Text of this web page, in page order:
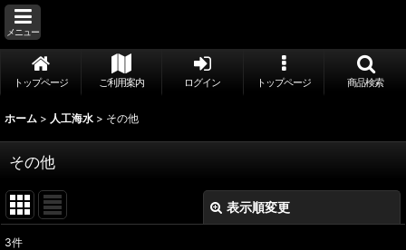
メニュー
トップページ ご利用案内 ログイン トップページ 商品検索
ホーム > 人工海水 > その他
その他
表示順変更
3件